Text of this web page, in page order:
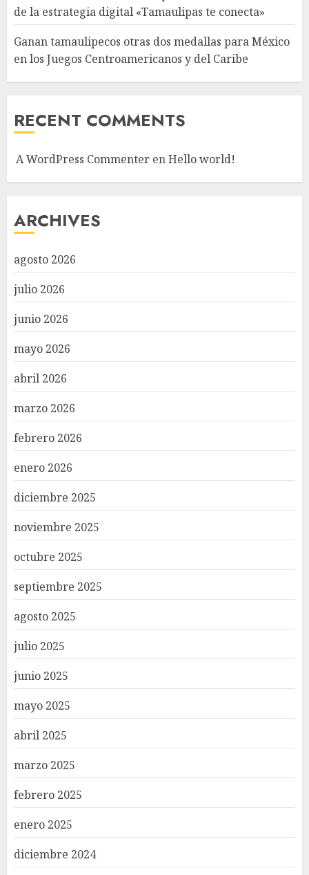
de la estrategia digital «Tamaulipas te conecta»
Ganan tamaulipecos otras dos medallas para México
en los Juegos Centroamericanos y del Caribe
RECENT COMMENTS
A WordPress Commenter enHello world!
ARCHIVES
agosto 2026
julio 2026
junio 2026
mayo 2026
abril 2026
marzo 2026
febrero 2026
enero 2026
diciembre 2025
noviembre 2025
octubre 2025
septiembre 2025
agosto 2025
julio 2025
junio 2025
mayo 2025
abril 2025
marzo 2025
febrero 2025
enero 2025
diciembre 2024